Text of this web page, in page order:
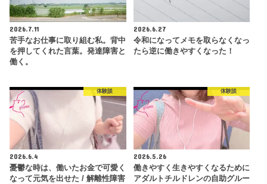
2026.7.11
苦手なお仕事に取り組む私。背中
を押してくれた言葉。発達障害と
働く。
2026.6.27
令和になってメモを取らなくなっ
たら逆に働きやすくなった！
体験談
2026.6.4
憂鬱な時は、働いたお金で可愛く
なって元気を出せた / 解離性障害
体験談
2026.5.26
働きやすく生きやすくなるために
アダルトチルドレンの自助グルー